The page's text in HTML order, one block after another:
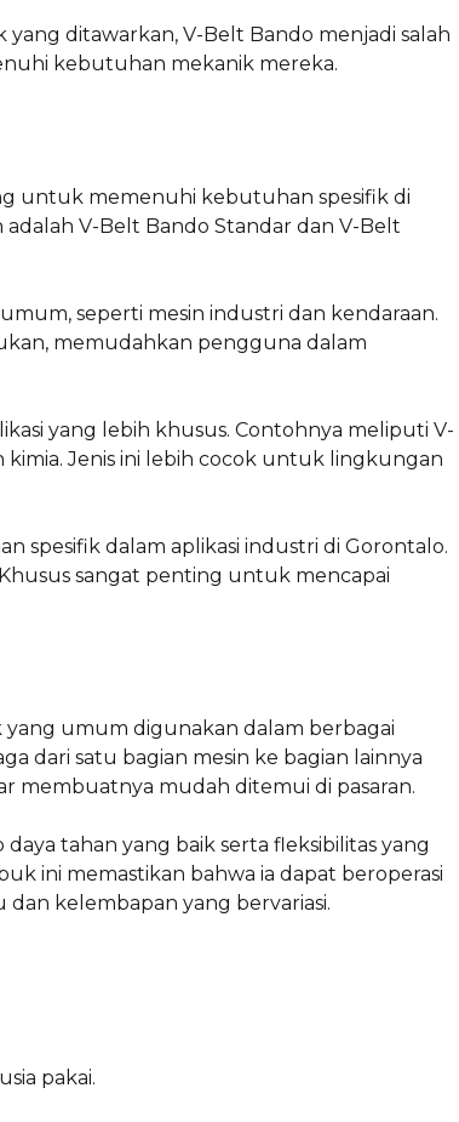
yang ditawarkan, V-Belt Bando menjadi salah
kebutuhan mekanik mereka.
untuk memenuhi kebutuhan spesifik di
V-Belt Bando Standar dan V-Belt
seperti mesin industri dan kendaraan.
memudahkan pengguna dalam
yang lebih khusus. Contohnya meliputi V-
Jenis ini lebih cocok untuk lingkungan
spesifik dalam aplikasi industri di Gorontalo.
sangat penting untuk mencapai
umum digunakan dalam berbagai
dari satu bagian mesin ke bagian lainnya
membuatnya mudah ditemui di pasaran.
tahan yang baik serta fleksibilitas yang
ini memastikan bahwa ia dapat beroperasi
kelembapan yang bervariasi.
pakai.